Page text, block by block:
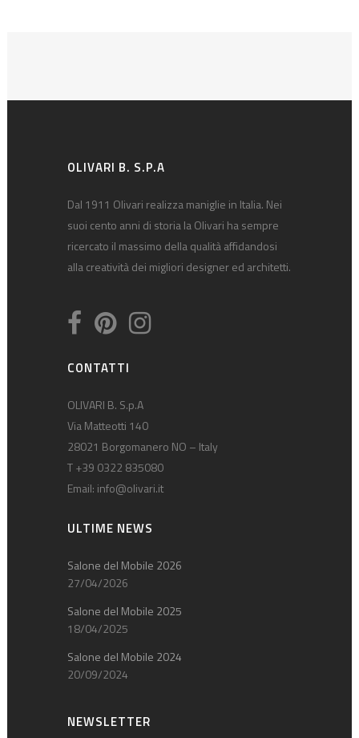
OLIVARI B. S.P.A
Dal 1911 Olivari realizza maniglie in Italia. Nei
suoi cento anni di storia la Olivari ha sempre
ricercato il massimo della qualità affidandosi
alla creatività dei migliori designer ed architetti.
CONTATTI
OLIVARI B. S.p.A
Via Matteotti 140
28021 Borgomanero NO – Italy
T +39 0322 835080
Email: info@olivari.it
ULTIME NEWS
Salone del Mobile 2026
27/04/2026
Salone del Mobile 2025
18/04/2025
Salone del Mobile 2024
20/09/2024
NEWSLETTER